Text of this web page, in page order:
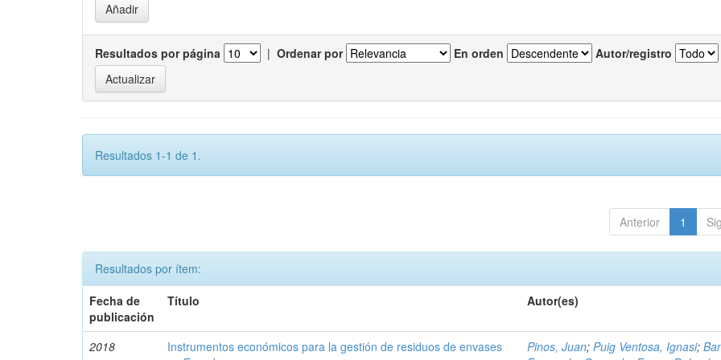
Resultados por página | Ordenar por En orden Autor/registro
Resultados 1-1 de 1.
Anterior 1
Resultados por ítem:
Fecha de
publicación
Título Autor(es)
2018
Instrumentos económicos para la gestión de residuos de envases
Pinos, Juan;Puig Ventosa, Ignasi;